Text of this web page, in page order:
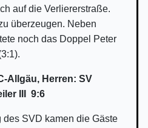
auf die Verliererstraße.
überzeugen. Neben
noch das Doppel Peter
Allgäu, Herren: SV
III 9:6
des SVD kamen die Gäste